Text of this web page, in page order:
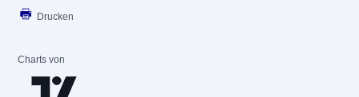
Drucken
Charts von